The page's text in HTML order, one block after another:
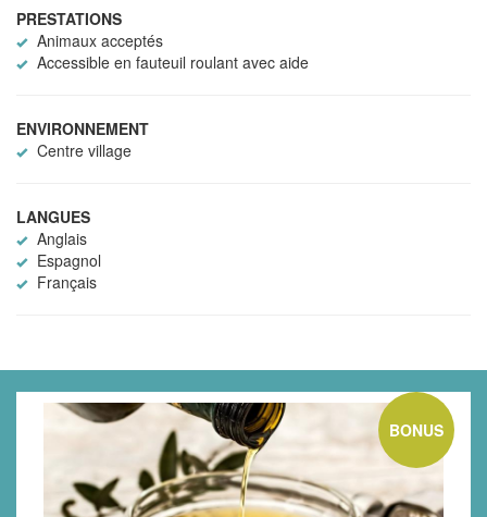
PRESTATIONS
Animaux acceptés
Accessible en fauteuil roulant avec aide
ENVIRONNEMENT
Centre village
LANGUES
Anglais
Espagnol
Français
BONUS